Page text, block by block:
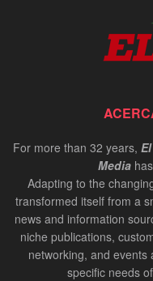
For more than 32 years,
Media
Adapting to the
transformed itself from a
news and information
niche publications,
networking, and
specific needs